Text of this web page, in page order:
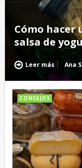
Cómo hacer
salsa de
Leer más Ana
CONSEJOS